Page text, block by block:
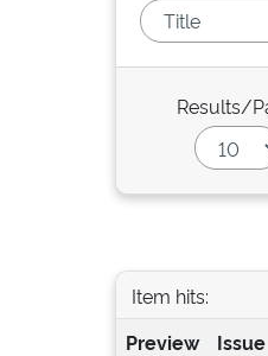
Results/
Item hits:
Preview
Issue